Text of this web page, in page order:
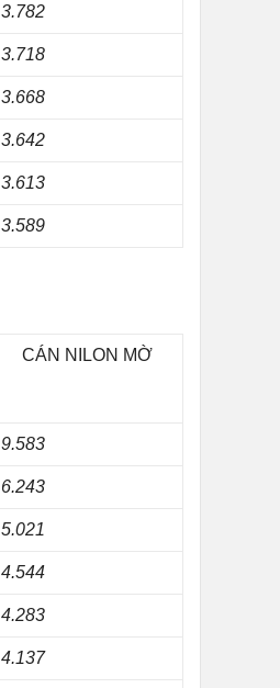
3.782
3.718
3.668
3.642
3.613
3.589
CÁN NILON MỜ
9.583
6.243
5.021
4.544
4.283
4.137